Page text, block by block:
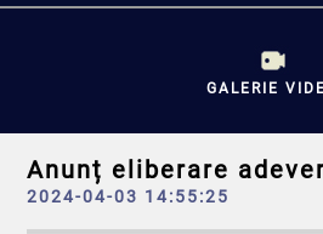
GALERIE
Anunț eliberare
2024-04-03 14:55:25